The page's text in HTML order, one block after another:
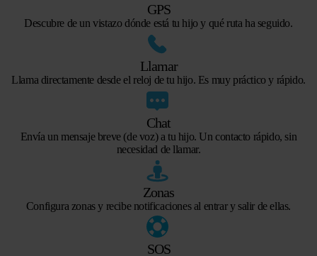
GPS
Descubre de un vistazo dónde está tu hijo y qué ruta ha seguido.
Llamar
Llama directamente desde el reloj de tu hijo. Es muy práctico y rápido.
Chat
Envía un mensaje breve (de voz) a tu hijo. Un contacto rápido, sin
necesidad de llamar.
Zonas
Configura zonas y recibe notificaciones al entrar y salir de ellas.
SOS